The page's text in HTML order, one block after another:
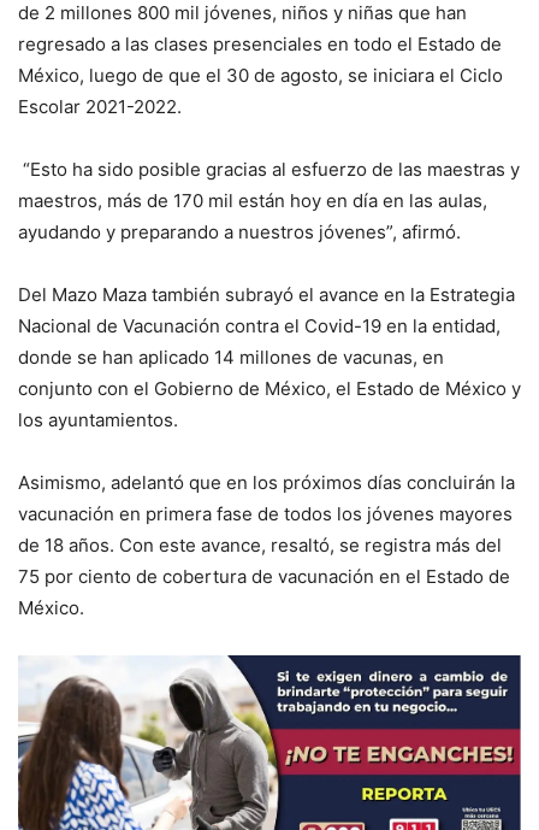
de 2 millones 800 mil jóvenes, niños y niñas que han
regresado a las clases presenciales en todo el Estado de
México, luego de que el 30 de agosto, se iniciara el Ciclo
Escolar 2021-2022.
“Esto ha sido posible gracias al esfuerzo de las maestras y
maestros, más de 170 mil están hoy en día en las aulas,
ayudando y preparando a nuestros jóvenes”, afirmó.
Del Mazo Maza también subrayó el avance en la Estrategia
Nacional de Vacunación contra el Covid-19 en la entidad,
donde se han aplicado 14 millones de vacunas, en
conjunto con el Gobierno de México, el Estado de México y
los ayuntamientos.
Asimismo, adelantó que en los próximos días concluirán la
vacunación en primera fase de todos los jóvenes mayores
de 18 años. Con este avance, resaltó, se registra más del
75 por ciento de cobertura de vacunación en el Estado de
México.